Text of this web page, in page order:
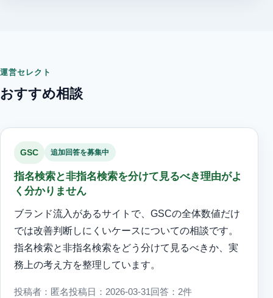
運営セレクト
おすすめ相談
GSC 追加回答を募集中
指名検索と非指名検索を分けて見るべき理由がよ
く分かりません
ブランド流入があるサイトで、GSCの全体数値だけ
では改善判断しにくいケースについての相談です。
指名検索と非指名検索をどう分けて見るべきか、実
務上の考え方を整理しています。
投稿者：匿名投稿日：2026-03-31回答：2件